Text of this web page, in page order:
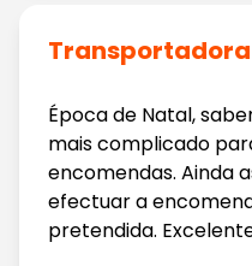
Transportadora
Época de Natal,
mais complicado
encomendas. Ainda
efectuar a
pretendida.